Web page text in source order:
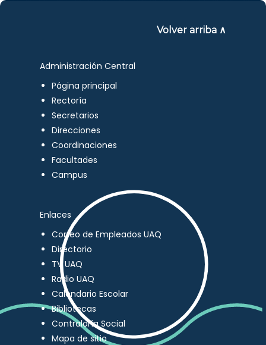
Volver arriba ∧
Administración Central
Página principal
Rectoría
Secretarios
Direcciones
Coordinaciones
Facultades
Campus
Enlaces
Correo de Empleados UAQ
Directorio
TV UAQ
Radio UAQ
Calendario Escolar
Bibliotecas
Contraloría Social
Mapa de sitio